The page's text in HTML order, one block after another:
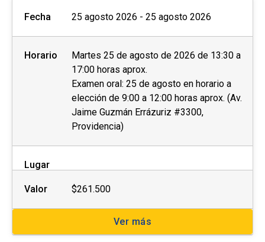
Fecha 25 agosto 2026 - 25 agosto 2026
Horario
Martes 25 de agosto de 2026 de 13:30 a
17:00 horas aprox.
Examen oral: 25 de agosto en horario a
elección de 9:00 a 12:00 horas aprox. (Av.
Jaime Guzmán Errázuriz #3300,
Providencia)
Lugar
Valor $261.500
Ver más